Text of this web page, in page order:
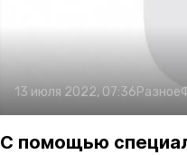
13 июля 2022, 07:36Разное
С помощью